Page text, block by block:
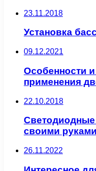
23.11.2018
Установка
09.12.2021
Особенности
применения
22.10.2018
Светодиодные
своими руками
26.11.2022